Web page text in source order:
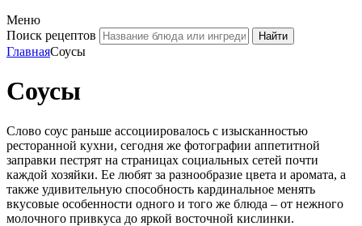
Меню
Поиск рецептов
ГлавнаяСоусы
Соусы
Слово соус раньше ассоциировалось с изысканностью
ресторанной кухни, сегодня же фотографии аппетитной
заправки пестрят на страницах социальных сетей почти
каждой хозяйки. Ее любят за разнообразие цвета и аромата, а
также удивительную способность кардинальное менять
вкусовые особенности одного и того же блюда – от нежного
молочного привкуса до яркой восточной кислинки.